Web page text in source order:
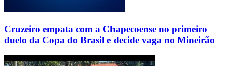
Cruzeiro empata com a Chapecoense no primeiro
duelo da Copa do Brasil e decide vaga no Mineirão